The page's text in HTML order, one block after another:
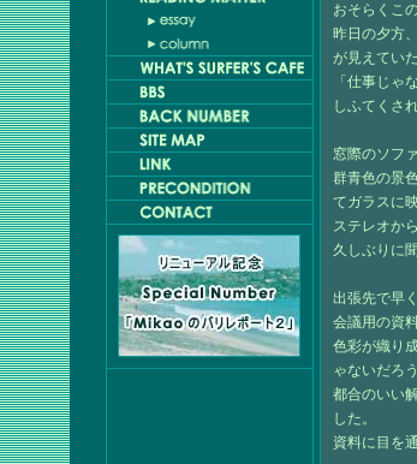
おそらくこ
昨日の夕方
が見えていた
「仕事じゃ
しふてくさ
窓際のソフ
群青色の景
てガラスに
ステレオか
久しぶりに
出張先で早
会議用の資
色彩が織り
ゃないだろう
都合のいい
した。
資料に目を